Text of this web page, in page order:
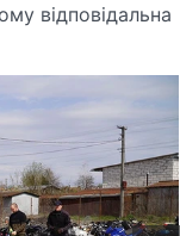
відповідальна